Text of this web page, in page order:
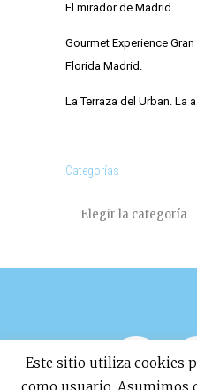
El mirador de Madrid.
Gourmet Experience
Florida Madrid.
La Terraza del Urban. La
Categorías
Categorías
Este sitio utiliza cookies